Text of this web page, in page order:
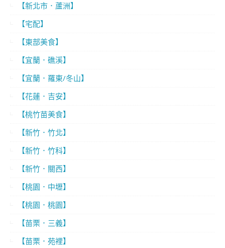
【新北市．蘆洲】
【宅配】
【東部美食】
【宜蘭．礁溪】
【宜蘭．羅東/冬山】
【花蓮．吉安】
【桃竹苗美食】
【新竹．竹北】
【新竹．竹科】
【新竹．關西】
【桃園．中壢】
【桃園．桃園】
【苗栗．三義】
【苗栗．苑裡】